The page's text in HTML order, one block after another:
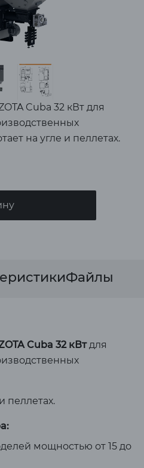
Cuba 32 кВт для
на угле и пеллетах.
Файлы
Cuba 32 кВтдля
пеллетах.
мощностью от 15 до